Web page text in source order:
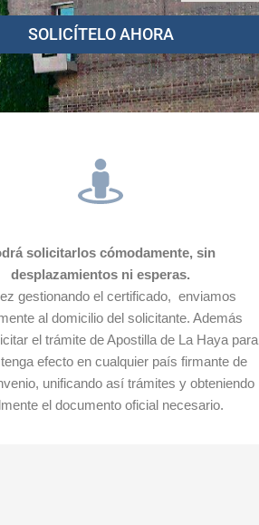
SOLICÍTELO AHORA
solicitarlos cómodamente, sin
desplazamientos ni esperas.
gestionando el certificado, enviamos
al domicilio del solicitante. Además
el trámite de Apostilla de La Haya para
efecto en cualquier país firmante de
unificando así trámites y obteniendo
el documento oficial necesario.